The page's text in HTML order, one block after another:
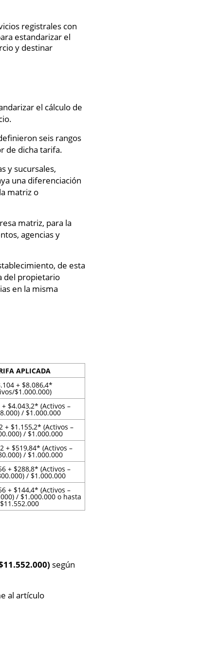
registrales con
estandarizar el
y destinar
el cálculo de
seis rangos
de dicha tarifa.
y sucursales,
una diferenciación
matriz o
matriz, para la
agencias y
de esta
del propietario
en la misma
APLICADA
+ $8.086,4*
$1.000.000)
+ $4.043,2* (Activos –
/ $1.000.000
+ $1.155,2* (Activos –
/ $1.000.000
+ $519,84* (Activos –
/ $1.000.000
+ $288,8* (Activos –
/ $1.000.000
+ $144,4* (Activos –
/ $1.000.000 o hasta
$11.552.000
según
al artículo